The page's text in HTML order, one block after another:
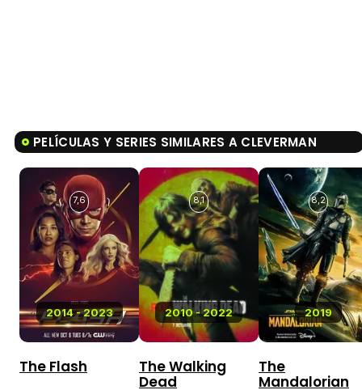
PELÍCULAS Y SERIES SIMILARES A CLEVERMAN
2014 - 2023
7,6
The Flash
2010 - 2022
8,1
The Walking
Dead
2019
8,2
The
Mandalorian